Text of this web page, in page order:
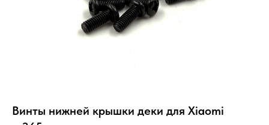
Винты нижней крышки деки для Xiaomi